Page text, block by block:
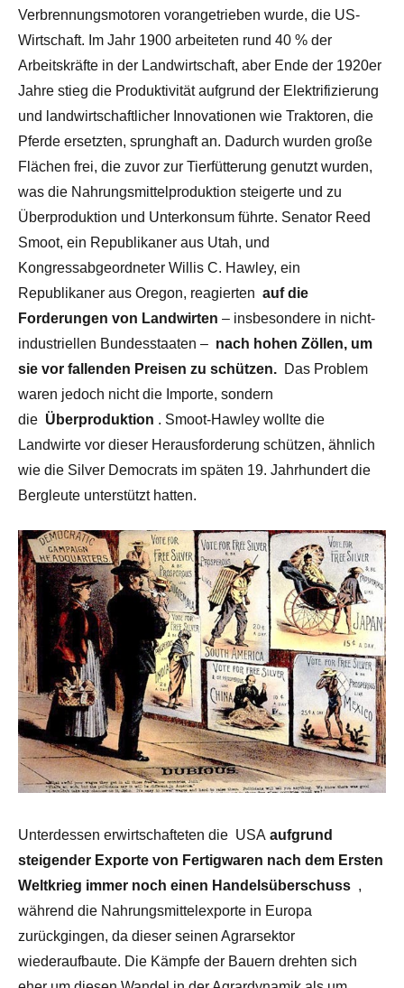
Verbrennungsmotoren vorangetrieben wurde, die US-
Wirtschaft. Im Jahr 1900 arbeiteten rund 40 % der
Arbeitskräfte in der Landwirtschaft, aber Ende der 1920er
Jahre stieg die Produktivität aufgrund der Elektrifizierung
und landwirtschaftlicher Innovationen wie Traktoren, die
Pferde ersetzten, sprunghaft an. Dadurch wurden große
Flächen frei, die zuvor zur Tierfütterung genutzt wurden,
was die Nahrungsmittelproduktion steigerte und zu
Überproduktion und Unterkonsum führte. Senator Reed
Smoot, ein Republikaner aus Utah, und
Kongressabgeordneter Willis C. Hawley, ein
Republikaner aus Oregon, reagierten auf die
Forderungen von Landwirten – insbesondere in nicht-
industriellen Bundesstaaten – nach hohen Zöllen, um
sie vor fallenden Preisen zu schützen. Das Problem
waren jedoch nicht die Importe, sondern
die Überproduktion . Smoot-Hawley wollte die
Landwirte vor dieser Herausforderung schützen, ähnlich
wie die Silver Democrats im späten 19. Jahrhundert die
Bergleute unterstützt hatten.
Unterdessen erwirtschafteten die USA aufgrund
steigender Exporte von Fertigwaren nach dem Ersten
Weltkrieg immer noch einen Handelsüberschuss ,
während die Nahrungsmittelexporte in Europa
zurückgingen, da dieser seinen Agrarsektor
wiederaufbaute. Die Kämpfe der Bauern drehten sich